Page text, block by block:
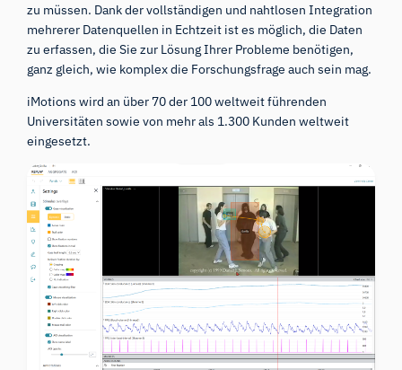
zu müssen. Dank der vollständigen und nahtlosen Integration
mehrerer Datenquellen in Echtzeit ist es möglich, die Daten
zu erfassen, die Sie zur Lösung Ihrer Probleme benötigen,
ganz gleich, wie komplex die Forschungsfrage auch sein mag.
iMotions wird an über 70 der 100 weltweit führenden
Universitäten sowie von mehr als 1.300 Kunden weltweit
eingesetzt.